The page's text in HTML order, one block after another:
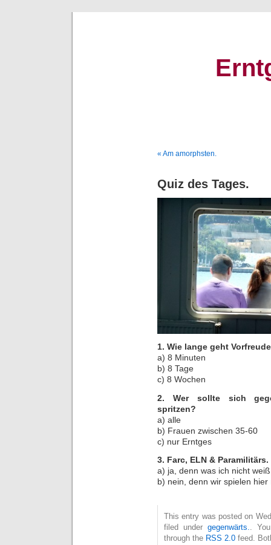
« Am amorphsten.
Quiz des Tages.
1. Wie lange geht
a) 8 Minuten
b) 8 Tage
c) 8 Wochen
2. Wer sollte sich
spritzen?
a) alle
b) Frauen zwischen 35-60
c) nur Erntges
3. Farc, ELN &
a) ja, denn was ich nicht
b) nein, denn wir spielen hier
This entry was posted on
filed undergegenwärts..
through the RSS 2.0 feed.